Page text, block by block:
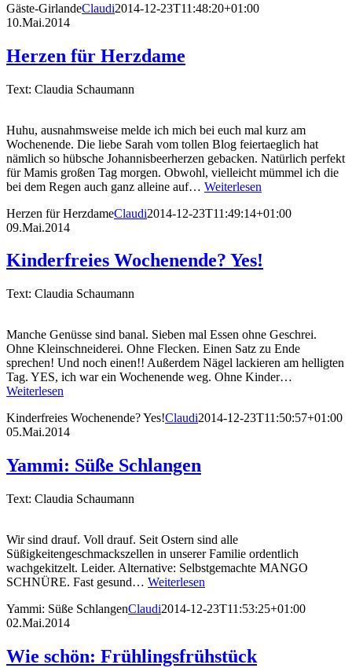
Gäste-GirlandeClaudi2014-12-23T11:48:20+01:00
10.Mai.2014
Herzen für Herzdame
Text: Claudia Schaumann
Huhu, ausnahmsweise melde ich mich bei euch mal kurz am
Wochenende. Die liebe Sarah vom tollen Blog feiertaeglich hat
nämlich so hübsche Johannisbeerherzen gebacken. Natürlich perfekt
für Mamis großen Tag morgen. Obwohl, vielleicht mümmel ich die
bei dem Regen auch ganz alleine auf… Weiterlesen
Herzen für HerzdameClaudi2014-12-23T11:49:14+01:00
09.Mai.2014
Kinderfreies Wochenende? Yes!
Text: Claudia Schaumann
Manche Genüsse sind banal. Sieben mal Essen ohne Geschrei.
Ohne Kleinschneiderei. Ohne Flecken. Einen Satz zu Ende
sprechen! Und noch einen!! Außerdem Nägel lackieren am helligten
Tag. YES, ich war ein Wochenende weg. Ohne Kinder…
Weiterlesen
Kinderfreies Wochenende? Yes!Claudi2014-12-23T11:50:57+01:00
05.Mai.2014
Yammi: Süße Schlangen
Text: Claudia Schaumann
Wir sind drauf. Voll drauf. Seit Ostern sind alle
Süßigkeitengeschmackszellen in unserer Familie ordentlich
wachgekitzelt. Leider. Alternative: Selbstgemachte MANGO
SCHNÜRE. Fast gesund… Weiterlesen
Yammi: Süße SchlangenClaudi2014-12-23T11:53:25+01:00
02.Mai.2014
Wie schön: Frühlingsfrühstück